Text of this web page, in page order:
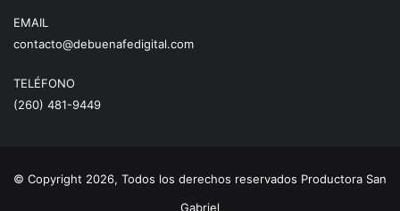
EMAIL
contacto@debuenafedigital.com
TELÉFONO
(260) 481-9449
© Copyright 2026, Todos los derechos reservados Productora San
Gabriel